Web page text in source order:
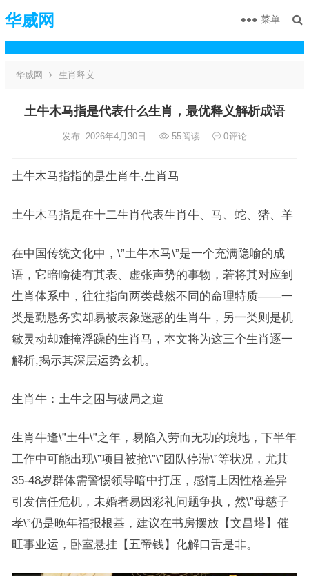
华威网 菜单
华威网 生肖释义
土牛木马指是代表什么生肖，最优释义解析成语
发布: 2026年4月30日 55阅读 0评论
土牛木马指指的是生肖牛,生肖马
土牛木马指是在十二生肖代表生肖牛、马、蛇、猪、羊
在中国传统文化中，\”土牛木马\”是一个充满隐喻的成
语，它暗喻徒有其表、虚张声势的事物，若将其对应到
生肖体系中，往往指向两类截然不同的命理特质——一
类是勤恳务实却易被表象迷惑的生肖牛，另一类则是机
敏灵动却难掩浮躁的生肖马，本文将为这三个生肖逐一
解析,揭示其深层运势玄机。
生肖牛：土牛之困与破局之道
生肖牛逢\”土牛\”之年，易陷入劳而无功的境地，下半年
工作中可能出现\”项目被抢\”\”团队停滞\”等状况，尤其
35-48岁群体需警惕领导暗中打压，感情上因性格差异
引发信任危机，未婚者易因彩礼问题争执，然\”母慈子
孝\”仍是晚年福报根基，建议在书房摆放【文昌塔】催
旺事业运，卧室悬挂【五帝钱】化解口舌是非。